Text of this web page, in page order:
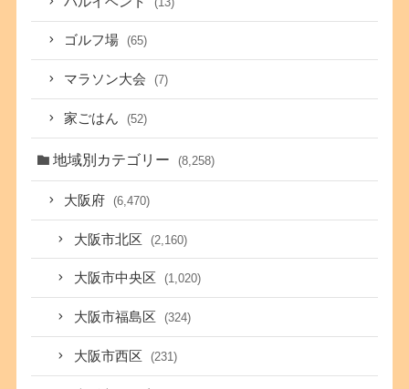
ゴルフ場 (65)
マラソン大会 (7)
家ごはん (52)
地域別カテゴリー (8,258)
大阪府 (6,470)
大阪市北区 (2,160)
大阪市中央区 (1,020)
大阪市福島区 (324)
大阪市西区 (231)